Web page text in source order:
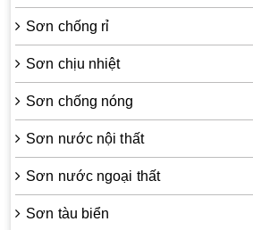
Sơn chống rỉ
Sơn chịu nhiệt
Sơn chống nóng
Sơn nước nội thất
Sơn nước ngoại thất
Sơn tàu biển